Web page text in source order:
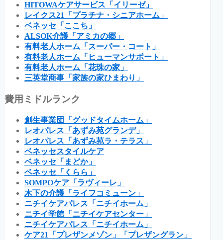
HITOWAケアサービス「イリーゼ」
レイクス21「プラチナ・シニアホーム」
ベネッセ「ここち」
ALSOK介護「アミカの郷」
有料老人ホーム「スーパー・コート」
有料老人ホーム「ヒューマンサポート」
有料老人ホーム「花珠の家」
三英堂商事「家族の家ひまわり」
費用ミドルランク
創生事業団「グッドタイムホーム」
レオパレス「あずみ苑グランデ」
レオパレス「あずみ苑ラ・テラス」
ベネッセスタイルケア
ベネッセ「まどか」
ベネッセ「くらら」
SOMPOケア「ラヴィーレ」
木下の介護「ライフコミューン」
ニチイケアパレス「ニチイホーム」
ニチイ学館「ニチイケアセンター」
ニチイケアパレス「ニチイホーム」
ケア21「プレザンメゾン」「プレザングラン」